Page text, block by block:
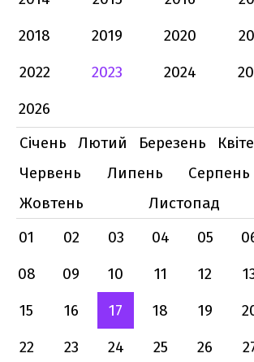
2018
2019 2020
2022
2023 2024
2026
Січень
Лютий Березень
Червень
Липень Серпень
Жовтень
Листопад
01
02 03 04 05
08
09 10 11 12
15
16 17 18 19
22
23 24 25 26